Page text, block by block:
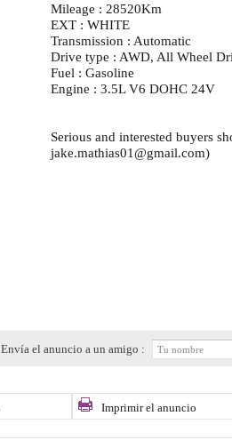
Mileage : 28520Km
EXT : WHITE
Transmission : Automatic
Drive type : AWD, All Wheel
Fuel : Gasoline
Engine : 3.5L V6 DOHC 24V
Serious and interested buyers
jake.mathias01@gmail.com)
Envía el anuncio a un amigo :
Imprimir el anuncio